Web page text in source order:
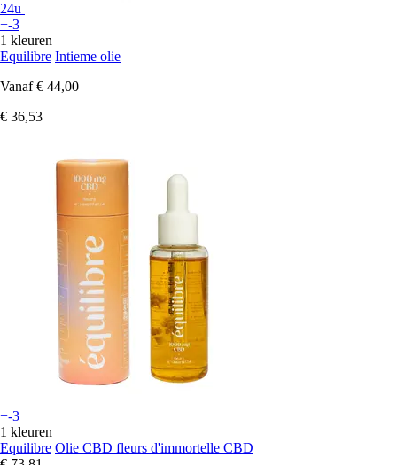
24u
+-3
1 kleuren
Equilibre Intieme olie
Vanaf € 44,00
€ 36,53
+-3
1 kleuren
Equilibre Olie CBD fleurs d'immortelle CBD